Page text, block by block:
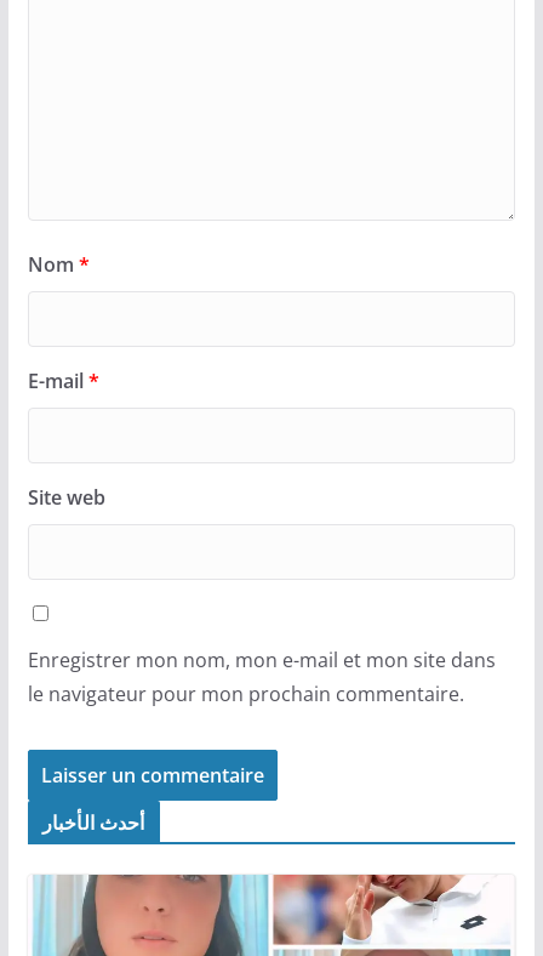
Nom *
E-mail*
Site web
Enregistrer mon nom, mon e-mail et mon site dans
le navigateur pour mon prochain commentaire.
أحدث الأخبار